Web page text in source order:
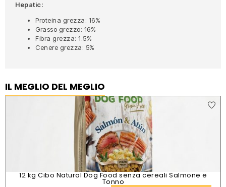
Hepatic:
Proteina grezza: 16%
Grasso grezzo: 16%
Fibra grezza: 1.5%
Cenere grezza: 5%
IL MEGLIO DEL MEGLIO
12 kg Cibo Natural Dog Food senza cereali Salmone e
Tonno